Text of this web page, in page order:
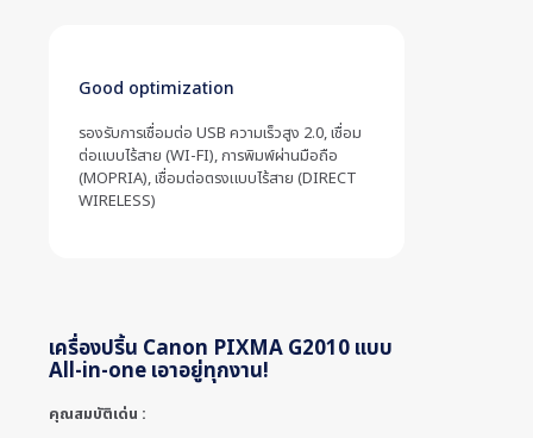
Good optimization
รองรับการเชื่อมต่อ USB ความเร็วสูง 2.0, เชื่อม
ต่อแบบไร้สาย (WI-FI), การพิมพ์ผ่านมือถือ
(MOPRIA), เชื่อมต่อตรงแบบไร้สาย (DIRECT
WIRELESS)
เครื่องปริ้น Canon PIXMA G2010 แบบ
All-in-one เอาอยู่ทุกงาน!
คุณสมบัติเด่น :